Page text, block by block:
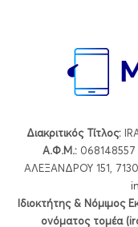
Διακριτικός Τίτλος:
Α.Φ.Μ.:
ΑΛΕΞΑΝΔΡΟΥ 151,
Ιδιοκτήτης & Νόμιμος
ονόματος τομέα